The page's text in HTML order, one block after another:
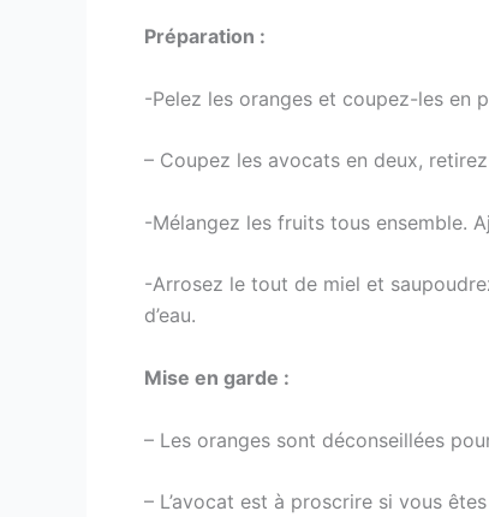
Préparation :
-Pelez les oranges et coupez-les en
– Coupez les avocats en deux,
-Mélangez les fruits tous ensemble.
-Arrosez le tout de miel et
d’eau.
Mise en garde :
– Les oranges sont déconseillées
– L’avocat est à proscrire si vous